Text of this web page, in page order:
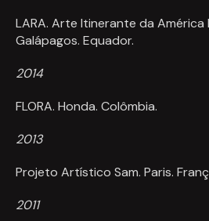
LARA. Arte Itinerante da América
Galápagos. Equador.
2014
FLORA. Honda. Colômbia.
2013
Projeto Artístico Sam. Paris.
2011